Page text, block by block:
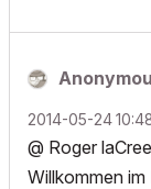
‎2014-05-24
@ Roger
Willkommen im